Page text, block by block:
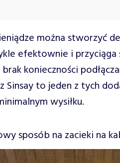
można stworzyć
efektownie i
konieczności
Sinsay to jeden z tych
wysiłku.
sposób na zacieki na